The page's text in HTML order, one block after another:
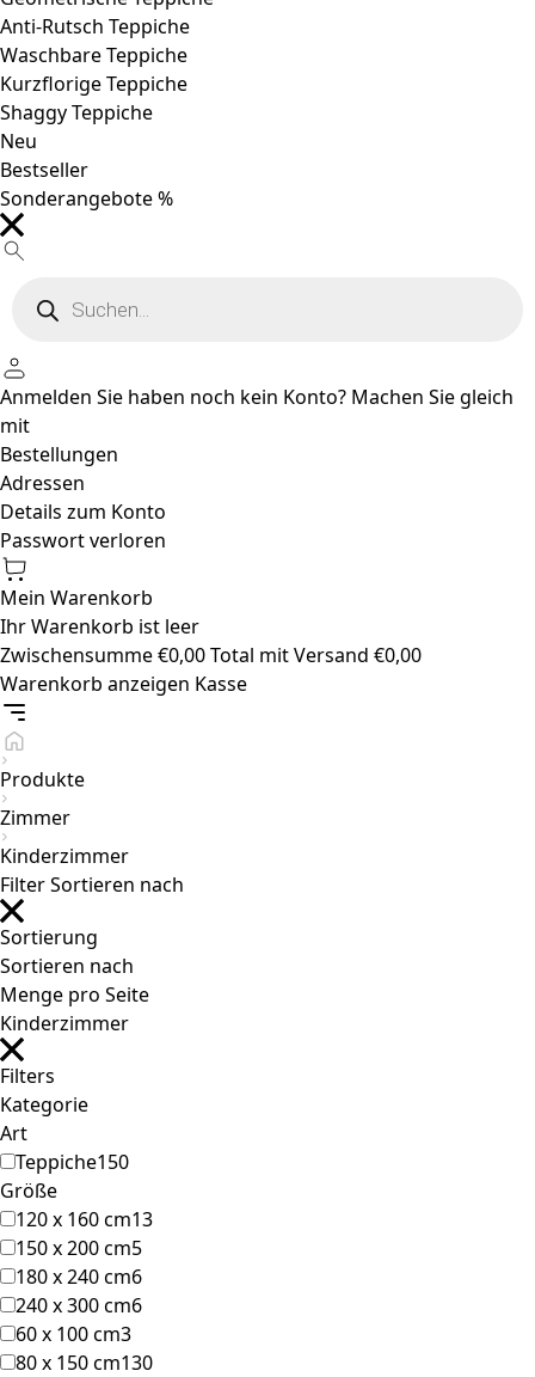
Anti-Rutsch Teppiche
Waschbare Teppiche
Kurzflorige Teppiche
Shaggy Teppiche
Neu
Bestseller
Sonderangebote %
search
Anmelden Sie haben noch kein Konto? Machen Sie gleich
mit
Bestellungen
Adressen
Details zum Konto
Passwort verloren
Mein Warenkorb
Ihr Warenkorb ist leer
Zwischensumme€0,00Total mit Versand €0,00
Warenkorb anzeigen Kasse
Produkte
Zimmer
Kinderzimmer
FilterSortieren nach
Sortierung
Sortieren nach
Menge pro Seite
Kinderzimmer
Filters
Kategorie
Art
Teppiche150
Größe
120 x 160 cm13
150 x 200 cm5
180 x 240 cm6
240 x 300 cm6
60 x 100 cm3
80 x 150 cm130